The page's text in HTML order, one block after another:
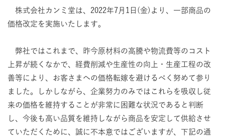
株式会社カンミ堂は、2022年7月1日(金)より、一部商品の
価格改定を実施いたします。
弊社ではこれまで、昨今原材料の高騰や物流費等のコスト
上昇が続くなかで、経費削減や生産性の向上・生産工程の改
善等により、お客さまへの価格転嫁を避けるべく努めて参り
ました。しかしながら、企業努力のみではこれらを吸収し従
来の価格を維持することが非常に困難な状況であると判断
し、今後も高い品質を維持しながら商品を安定して供給させ
ていただくために、誠に不本意ではございますが、下記の通